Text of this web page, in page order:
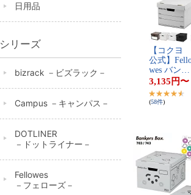
日用品
シリーズ
bizrack －ビズラック－
Campus －キャンパス－
DOTLINER
－ドットライナー－
Fellowes
－フェローズ－
【​コ​ク​ヨ​ ​
公​式​】​
w​e​s​ ​バ​ン​…
3,135 円〜
(58件)